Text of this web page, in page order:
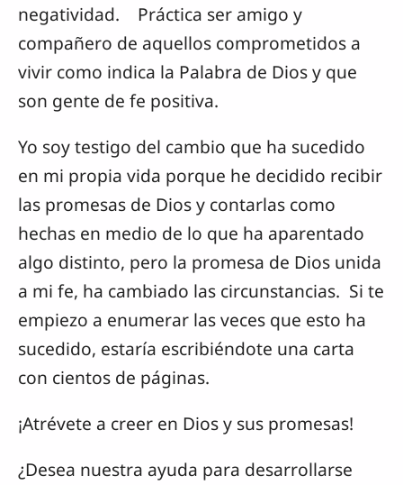
negatividad. Práctica ser amigo y
compañero de aquellos comprometidos a
vivir como indica la Palabra de Dios y que
son gente de fe positiva.
Yo soy testigo del cambio que ha sucedido
en mi propia vida porque he decidido recibir
las promesas de Dios y contarlas como
hechas en medio de lo que ha aparentado
algo distinto, pero la promesa de Dios unida
a mi fe, ha cambiado las circunstancias. Si te
empiezo a enumerar las veces que esto ha
sucedido, estaría escribiéndote una carta
con cientos de páginas.
¡Atrévete a creer en Dios y sus promesas!
¿Desea nuestra ayuda para desarrollarse